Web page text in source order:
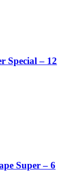
Special – 12
Super – 6